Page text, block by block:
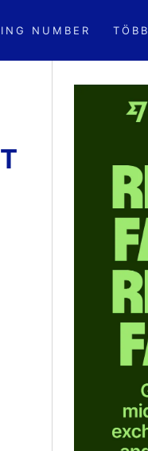
NUMBER TÖBB